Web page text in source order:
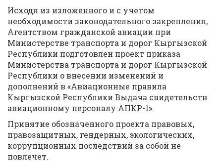
Исходя из изложенного и с учетом
необходимости законодательного закрепления,
Агентством гражданской авиации при
Министерстве транспорта и дорог Кыргызской
Республики подготовлен проект приказа
Министерства транспорта и дорог Кыргызской
Республики о внесении изменений и
дополнений в «Авиационные правила
Кыргызской Республики Выдача свидетельств
авиационному персоналу АПКР-1».
Принятие обозначенного проекта правовых,
правозащитных, гендерных, экологических,
коррупционных последствий за собой не
повлечет.